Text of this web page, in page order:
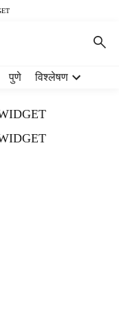
पुणे विश्लेषण